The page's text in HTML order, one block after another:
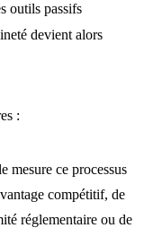
outils passifs
devient alors
:
mesure ce processus
compétitif, de
réglementaire ou de